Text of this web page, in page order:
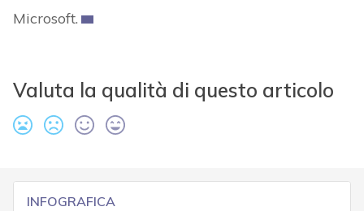
Microsoft.
Valuta la qualità di questo articolo
INFOGRAFICA